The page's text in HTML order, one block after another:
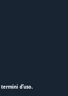
termini d’uso.